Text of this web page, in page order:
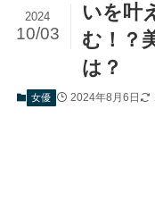
いを叶
む！？
は？
2024
10/03
女優 2024年8月6日